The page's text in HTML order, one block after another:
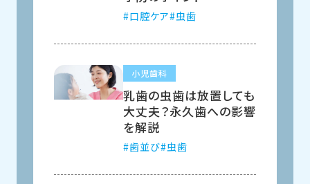
口腔ケア 虫歯
小児歯科
乳歯の虫歯は放置しても
大丈夫？永久歯への影響
を解説
歯並び 虫歯